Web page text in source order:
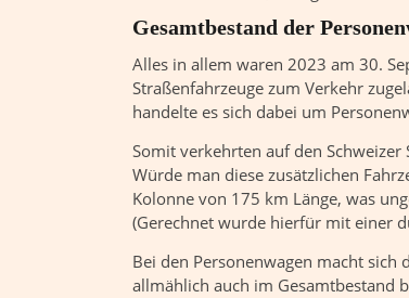
Gesamtbestand der
Alles in allem waren 2023 am 30.
Straßenfahrzeuge zum Verkehr
handelte es sich dabei um
Somit verkehrten auf den Schweizer
Würde man diese zusätzlichen
Kolonne von 175 km Länge, was
(Gerechnet wurde hierfür mit einer
Bei den Personenwagen macht sich
allmählich auch im Gesamtbestand